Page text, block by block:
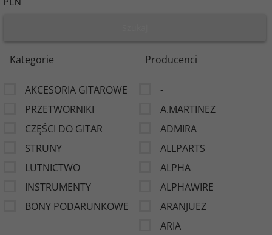
Kategorie
AKCESORIA GITAROWE
PRZETWORNIKI
CZĘŚCI DO GITAR
STRUNY
LUTNICTWO
INSTRUMENTY
BONY PODARUNKOWE
Producenci
-
A.MARTINEZ
ADMIRA
ALLPARTS
ALPHA
ALPHAWIRE
ARANJUEZ
ARIA